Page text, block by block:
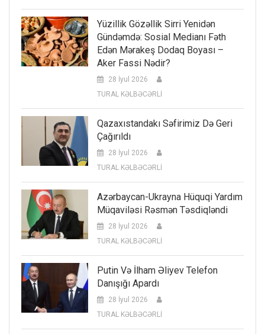
Yüzillik Gözəllik Sirri Yenidən
Gündəmdə: Sosial Medianı Fəth
Edən Mərakeş Dodaq Boyası –
Aker Fassi Nədir?
28 İyul 2026
TURAL KƏLBƏCƏRLİ
Qazaxıstandakı Səfirimiz Də Geri
Çağırıldı
28 İyul 2026
TURAL KƏLBƏCƏRLİ
Azərbaycan-Ukrayna Hüquqi Yardım
Müqaviləsi Rəsmən Təsdiqləndi
28 İyul 2026
TURAL KƏLBƏCƏRLİ
Putin Və İlham Əliyev Telefon
Danışığı Apardı
28 İyul 2026
TURAL KƏLBƏCƏRLİ